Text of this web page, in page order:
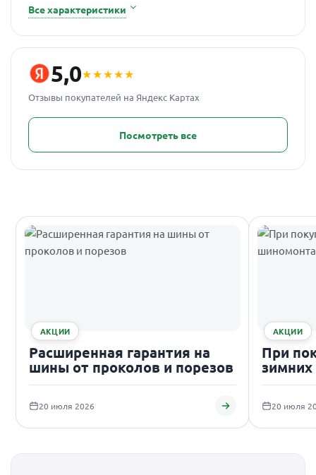
Все характеристики
5,0★★★★★
Отзывы покупателей на Яндекс Картах
Посмотреть все
АКЦИИ
Расширенная гарантия на
шины от проколов и порезов
20 июля 2026
АКЦИИ
При
20 июля